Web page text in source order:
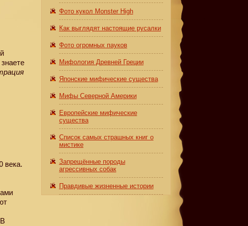
века.
Фото кукол Monster High
Как выглядят настоящие русалки
Фото огромных пауков
Мифология Древней Греции
Японские мифические существа
Мифы Северной Америки
Европейские мифические
существа
Список самых страшных книг о
мистике
Запрещённые породы
агрессивных собак
Правдивые жизненные истории